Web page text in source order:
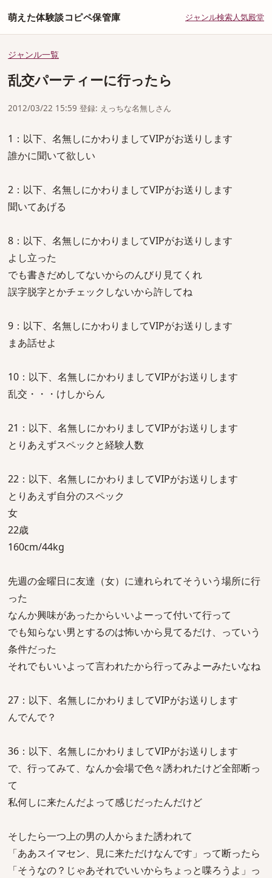
萌えた体験談コピペ保管庫 ジャンル検索人気殿堂
ジャンル一覧
乱交パーティーに行ったら
2012/03/22 15:59 登録: えっちな名無しさん
1：以下、名無しにかわりましてVIPがお送りします
誰かに聞いて欲しい
2：以下、名無しにかわりましてVIPがお送りします
聞いてあげる
8：以下、名無しにかわりましてVIPがお送りします
よし立った
でも書きだめしてないからのんびり見てくれ
誤字脱字とかチェックしないから許してね
9：以下、名無しにかわりましてVIPがお送りします
まあ話せよ
10：以下、名無しにかわりましてVIPがお送りします
乱交・・・けしからん
21：以下、名無しにかわりましてVIPがお送りします
とりあえずスペックと経験人数
22：以下、名無しにかわりましてVIPがお送りします
とりあえず自分のスペック
女
22歳
160cm/44kg
先週の金曜日に友達（女）に連れられてそういう場所に行
った
なんか興味があったからいいよーって付いて行って
でも知らない男とするのは怖いから見てるだけ、っていう
条件だった
それでもいいよって言われたから行ってみよーみたいなね
27：以下、名無しにかわりましてVIPがお送りします
んでんで？
36：以下、名無しにかわりましてVIPがお送りします
で、行ってみて、なんか会場で色々誘われたけど全部断っ
て
私何しに来たんだよって感じだったんだけど
そしたら一つ上の男の人からまた誘われて
「ああスイマセン、見に来ただけなんです」って断ったら
「そうなの？じゃあそれでいいからちょっと喋ろうよ」っ